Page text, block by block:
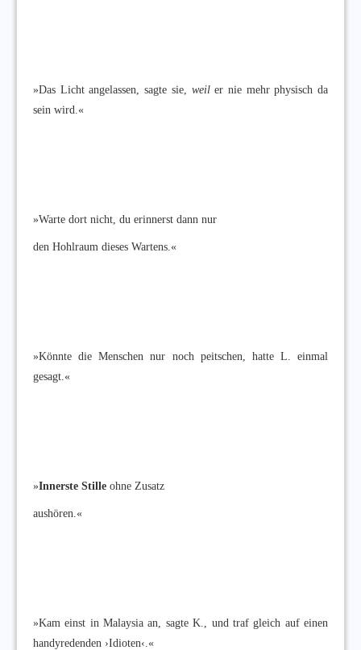
»Das Licht angelassen, sagte sie, weiler nie mehr physisch da
sein wird.«
»Warte dort nicht, du erinnerst dann nur
den Hohlraum dieses Wartens.«
»Könnte die Menschen nur noch peitschen, hatte L. einmal
gesagt.«
»Innerste Stille ohne Zusatz
aushören.«
»Kam einst in Malaysia an, sagte K., und traf gleich auf einen
handyredenden ›Idioten‹.«